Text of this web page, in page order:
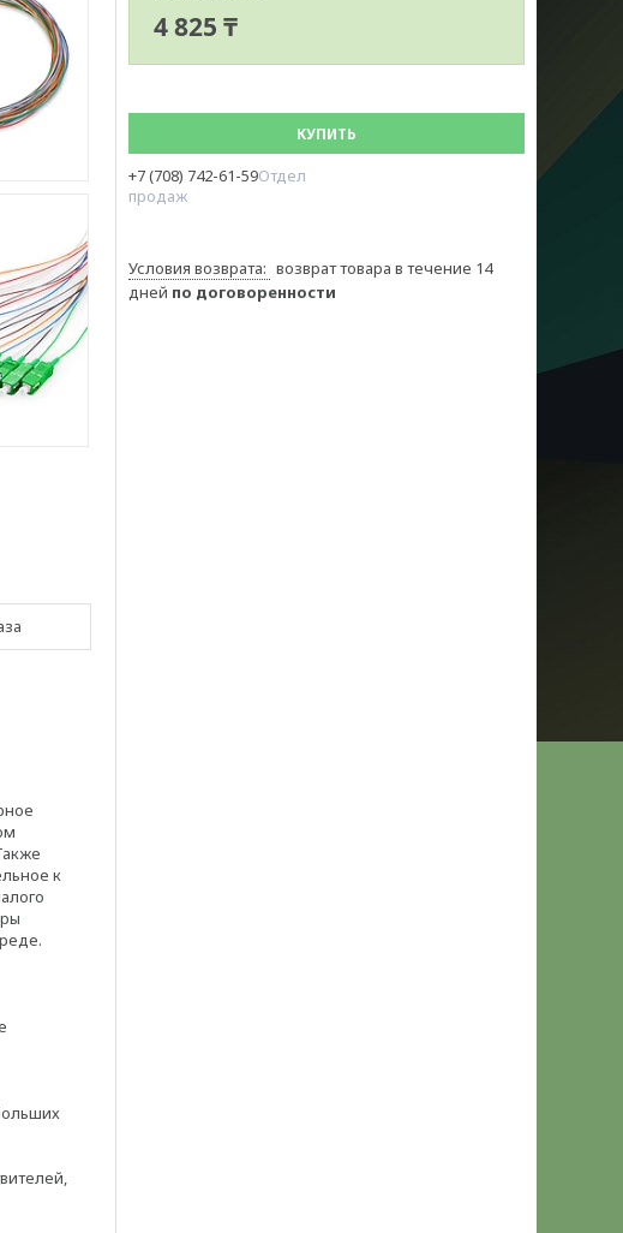
к
4 825 ₸
КУПИТЬ
+7 (708) 742-61-59Отдел
продаж
возврат товара в течение 14
дней по договоренности